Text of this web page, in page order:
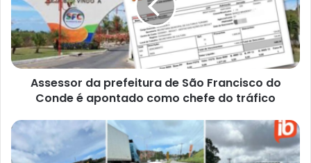
São
Francisco
do
Conde
é
apontado
do
tráfico
Assessor da prefeitura de São Francisco do
Conde é apontado como chefe do tráfico
Grupo